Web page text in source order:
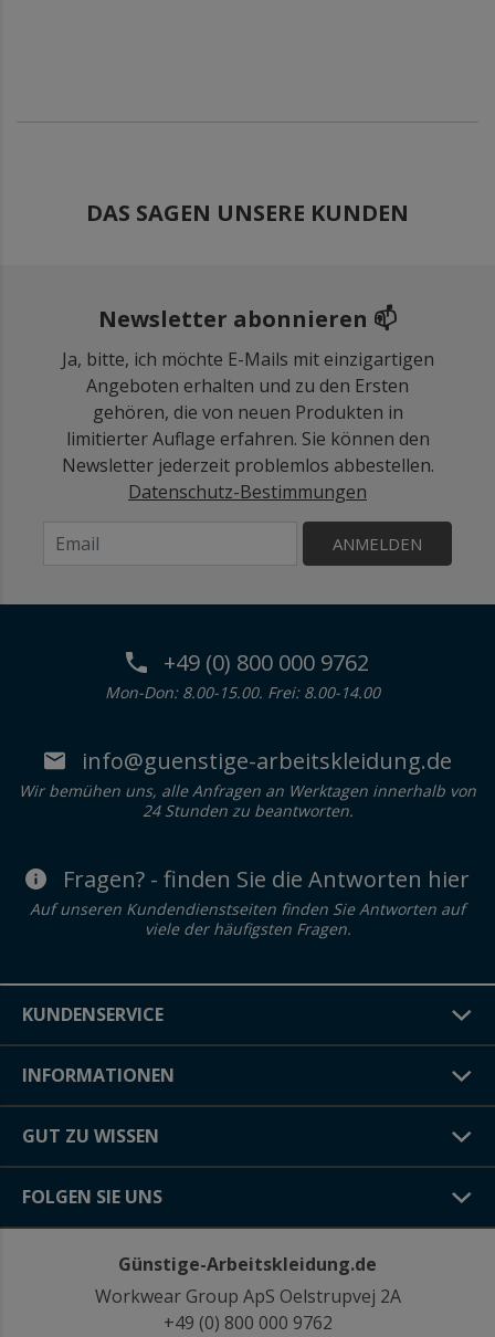
DAS SAGEN UNSERE KUNDEN
Newsletter abonnieren 📫
Ja, bitte, ich möchte E-Mails mit einzigartigen
Angeboten erhalten und zu den Ersten
gehören, die von neuen Produkten in
limitierter Auflage erfahren. Sie können den
Newsletter jederzeit problemlos abbestellen.
Datenschutz-Bestimmungen
ANMELDEN
+49 (0) 800 000 9762
Mon-Don: 8.00-15.00. Frei: 8.00-14.00
info@guenstige-arbeitskleidung.de
Wir bemühen uns, alle Anfragen an Werktagen innerhalb von
24 Stunden zu beantworten.
Fragen? - finden Sie die Antworten hier
Auf unseren Kundendienstseiten finden Sie Antworten auf
viele der häufigsten Fragen.
KUNDENSERVICE
INFORMATIONEN
GUT ZU WISSEN
FOLGEN SIE UNS
Günstige-Arbeitskleidung.de
Workwear Group ApS Oelstrupvej 2A
+49 (0) 800 000 9762